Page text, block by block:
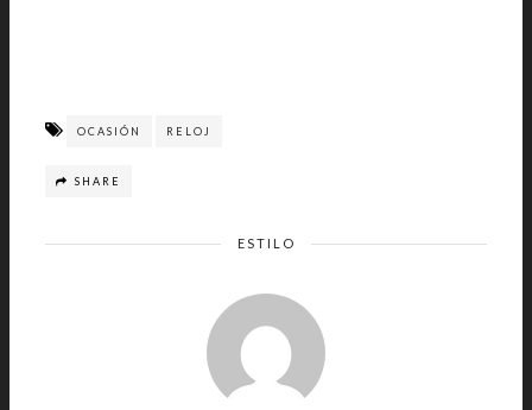
OCASIÓN RELOJ
SHARE
ESTILO